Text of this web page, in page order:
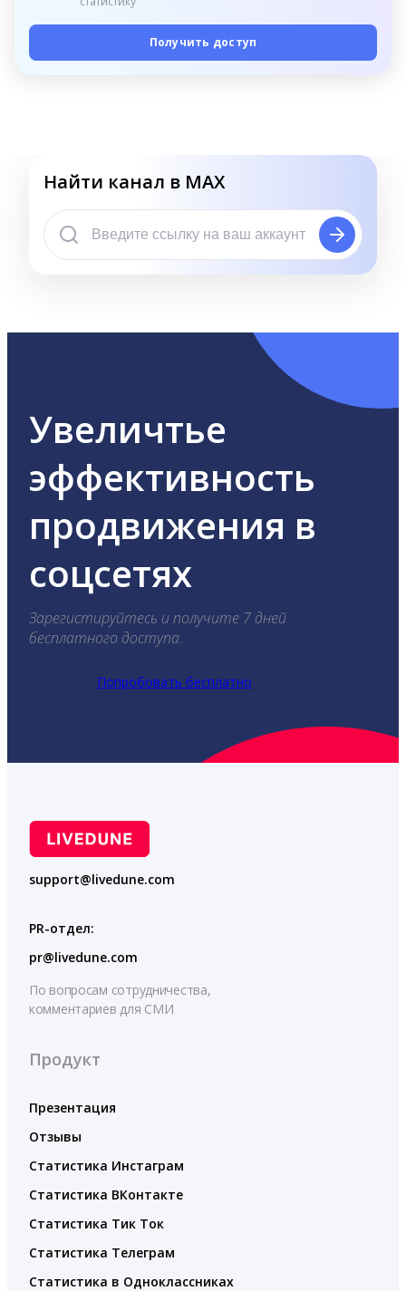
Получить доступ
Найти канал в MAX
Увеличтье
эффективность
продвижения в
соцсетях
Зарегистируйтесь и получите 7 дней
бесплатного доступа.
Попробовать бесплатно
support@livedune.com
PR-отдел:
pr@livedune.com
По вопросам сотрудничества,
комментариев для СМИ
Продукт
Презентация
Отзывы
Статистика Инстаграм
Статистика ВКонтакте
Статистика Тик Ток
Статистика Телеграм
Статистика в Одноклассниках